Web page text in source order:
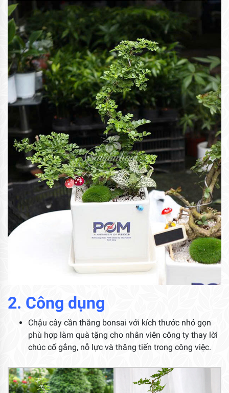
2. Công dụng
Chậu cây cần thăng bonsai với kích thước nhỏ gọn
phù hợp làm quà tặng cho nhân viên công ty thay lời
chúc cố gắng, nỗ lực và thăng tiến trong công việc.